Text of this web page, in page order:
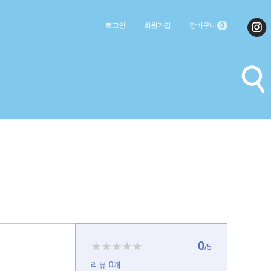
로그인 회원가입 장바구니 0
★★★★★ 0/5
리뷰 0개